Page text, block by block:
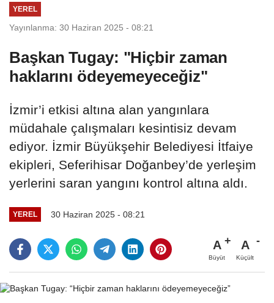
YEREL
Yayınlanma: 30 Haziran 2025 - 08:21
Başkan Tugay: "Hiçbir zaman
haklarını ödeyemeyeceğiz"
İzmir’i etkisi altına alan yangınlara
müdahale çalışmaları kesintisiz devam
ediyor. İzmir Büyükşehir Belediyesi İtfaiye
ekipleri, Seferihisar Doğanbey’de yerleşim
yerlerini saran yangını kontrol altına aldı.
YEREL 30 Haziran 2025 - 08:21
A
Büyüt
A
Küçült